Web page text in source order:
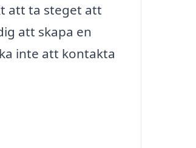
att ta steget att
att skapa en
inte att kontakta